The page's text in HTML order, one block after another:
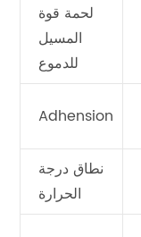
لحمة قوة
المسيل
للدموع
Adhension
نطاق درجة
الحرارة